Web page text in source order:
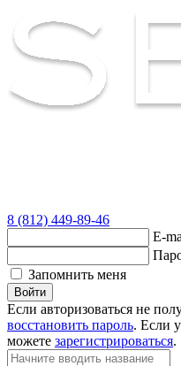
8 (812) 449-89-46
E-
Запомнить меня
Войти
Если авторизоваться не
восстановить пароль. Если
можете зарегистрироваться.